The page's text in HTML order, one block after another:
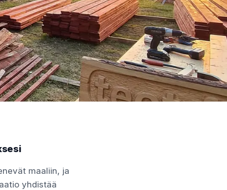
maaliin, ja
yhdistää